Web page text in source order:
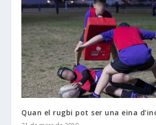
Quan el rugbi pot ser una eina